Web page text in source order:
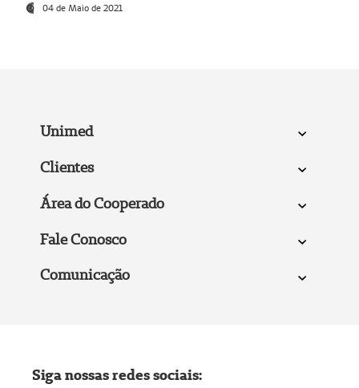
04 de Maio de 2021
Unimed
Clientes
Área do Cooperado
Fale Conosco
Comunicação
Siga nossas redes sociais: